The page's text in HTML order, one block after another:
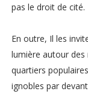
pas le droit de cité.
En outre, Il les
lumière autour des
quartiers
ignobles par